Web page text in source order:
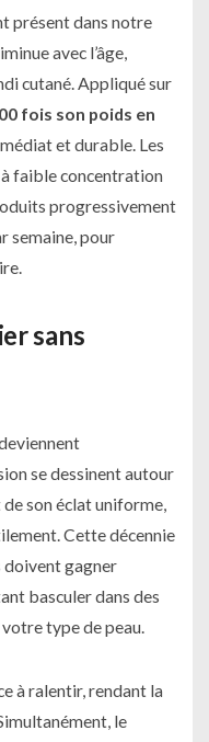
présent dans notre
avec l’âge,
cutané. Appliqué sur
fois son poids en
et durable. Les
faible concentration
progressivement
semaine, pour
sans
se dessinent autour
son éclat uniforme,
Cette décennie
doivent gagner
basculer dans des
type de peau.
à ralentir, rendant la
le